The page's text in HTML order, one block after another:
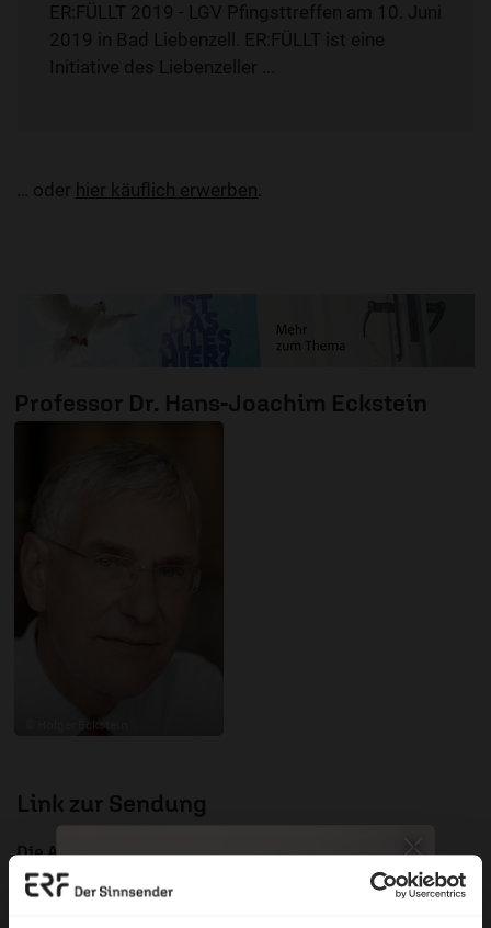
ER:FÜLLT 2019 - LGV Pfingsttreffen am 10. Juni
2019 in Bad Liebenzell. ER:FÜLLT ist eine
Initiative des Liebenzeller ...
… oder hier käuflich erwerben
Professor Dr. Hans-Joachim Eckstein
© Holger Eckstein
Link zur Sendung
Die Ansprache zum Nachhören
Nutzungsrechte